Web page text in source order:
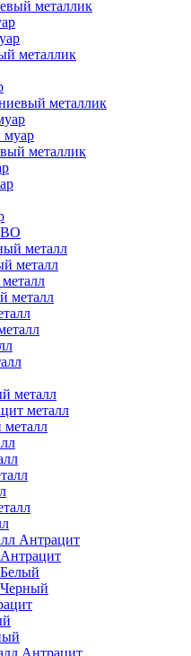
металлик
металлик
металлик
муар
металлик
металл
металл
металл
металл
металл
Антрацит
Антрацит